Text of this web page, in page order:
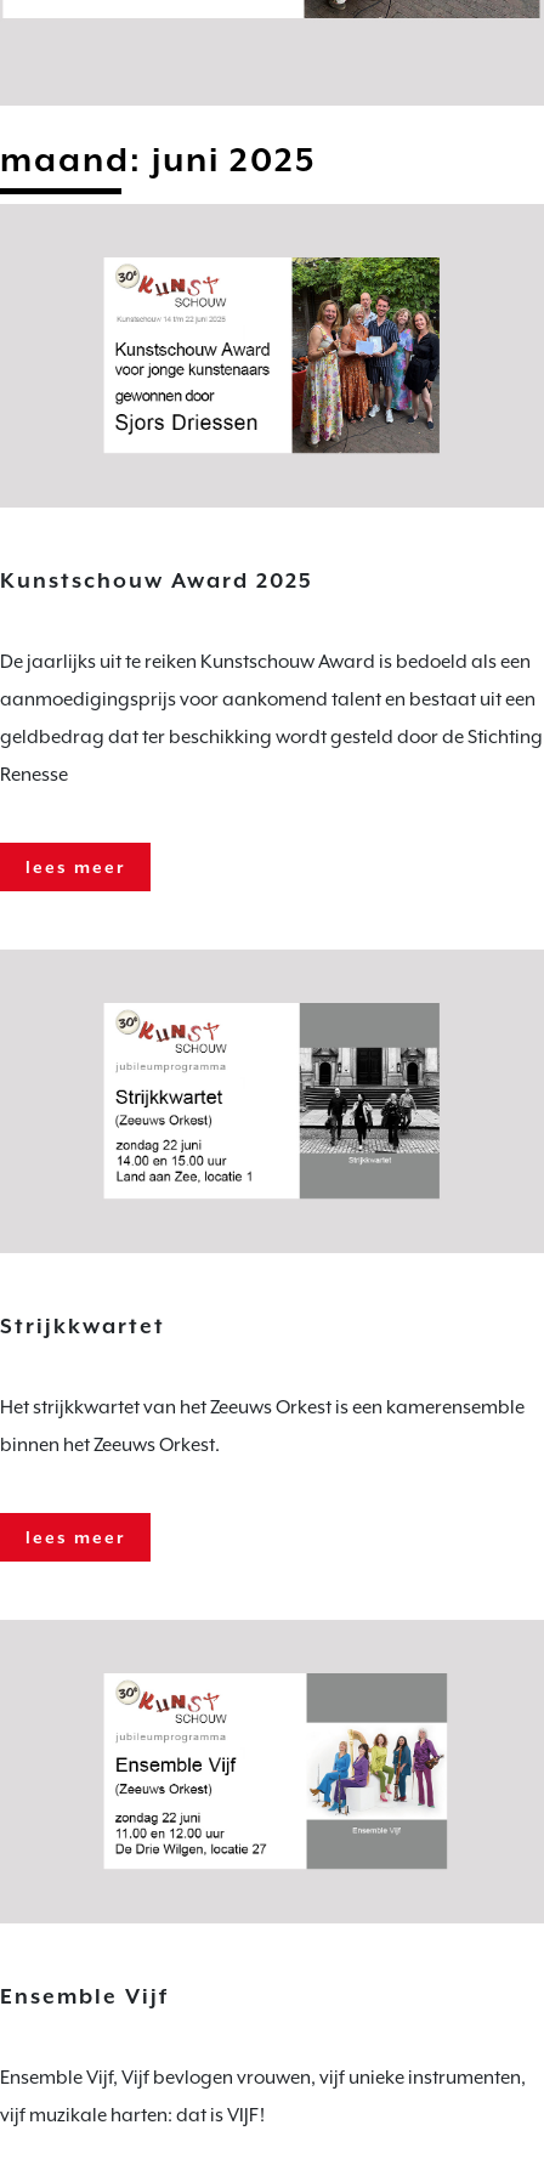
maand: juni 2025
Kunstschouw Award 2025
De jaarlijks uit te reiken Kunstschouw Award is bedoeld als een
aanmoedigingsprijs voor aankomend talent en bestaat uit een
geldbedrag dat ter beschikking wordt gesteld door de Stichting
Renesse
lees meer
Strijkkwartet
Het strijkkwartet van het Zeeuws Orkest is een kamerensemble
binnen het Zeeuws Orkest.
lees meer
Ensemble Vijf
Ensemble Vijf, Vijf bevlogen vrouwen, vijf unieke instrumenten,
vijf muzikale harten: dat is VIJF!